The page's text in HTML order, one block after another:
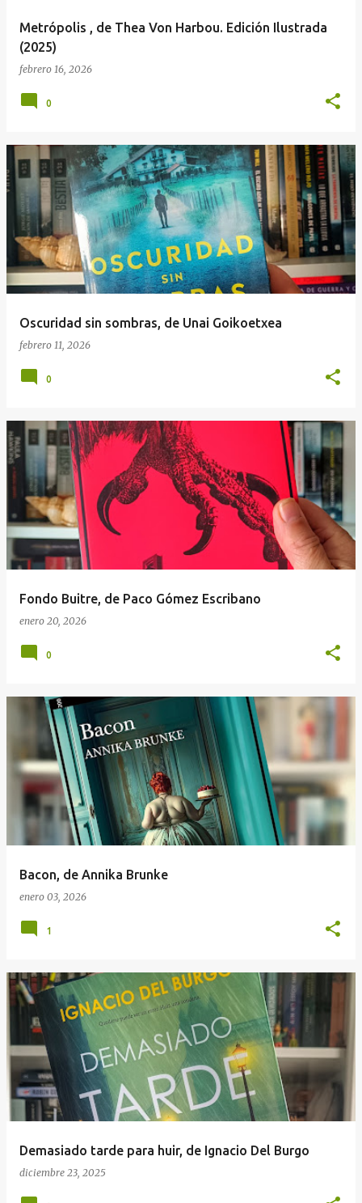
Metrópolis , de Thea Von Harbou. Edición Ilustrada
(2025)
febrero 16, 2026
0
Oscuridad sin sombras, de Unai Goikoetxea
febrero 11, 2026
0
Fondo Buitre, de Paco Gómez Escribano
enero 20, 2026
0
Bacon, de Annika Brunke
enero 03, 2026
1
Demasiado tarde para huir, de Ignacio Del Burgo
diciembre 23, 2025